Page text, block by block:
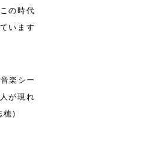
の時代
います
楽シー
が現れ
穂)